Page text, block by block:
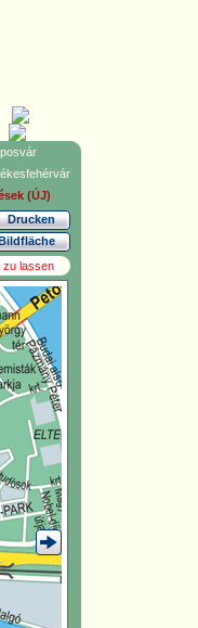
(ÚJ)
Drucken
zu lassen